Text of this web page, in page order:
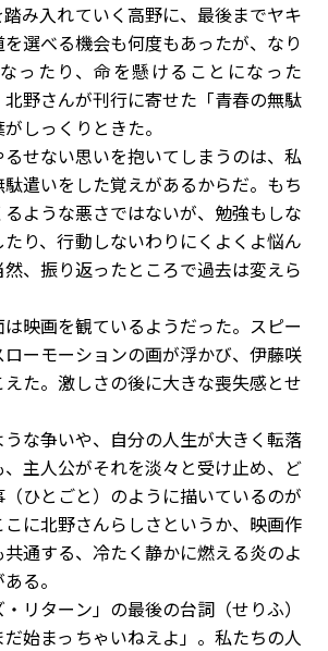
み入れていく高野に、最後までヤキ
選べる機会も何度もあったが、なり
ったり、命を懸けることになった
野さんが刊行に寄せた「青春の無駄
しっくりときた。
せない思いを抱いてしまうのは、私
遣いをした覚えがあるからだ。もち
ような悪さではないが、勉強もしな
り、行動しないわりにくよくよ悩ん
、振り返ったところで過去は変えら
映画を観ているようだった。スピー
ローモーションの画が浮かび、伊藤咲
た。激しさの後に大きな喪失感とせ
な争いや、自分の人生が大きく転落
、主人公がそれを淡々と受け止め、ど
ひとごと）のように描いているのが
に北野さんらしさというか、映画作
通する、冷たく静かに燃える炎のよ
る。
リターン」の最後の台詞（せりふ）
始まっちゃいねえよ」。私たちの人